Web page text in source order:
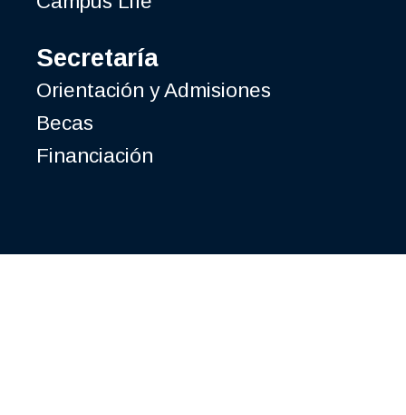
Secretaría
Orientación y Admisiones
Becas
Financiación